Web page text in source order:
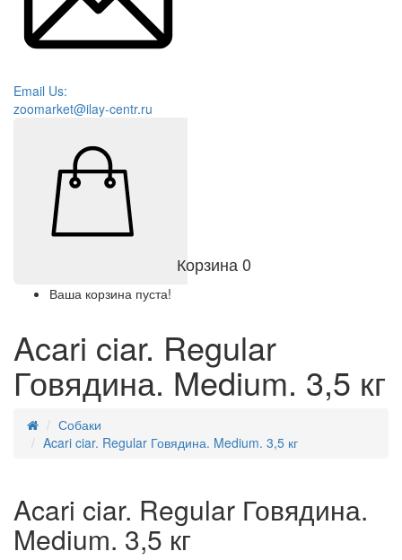
Email Us:
zoomarket@ilay-centr.ru
Корзина0
Ваша корзина пуста!
Acari ciar. Regular
Говядина. Medium. 3,5 кг
Собаки
Acari ciar. Regular Говядина. Medium. 3,5 кг
Acari ciar. Regular Говядина.
Medium. 3,5 кг